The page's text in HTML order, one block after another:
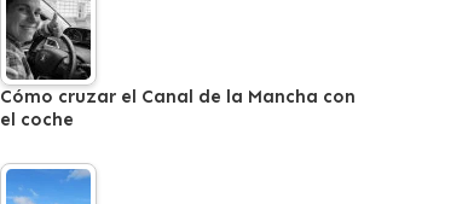
Cómo cruzar el Canal de la Mancha con
el coche